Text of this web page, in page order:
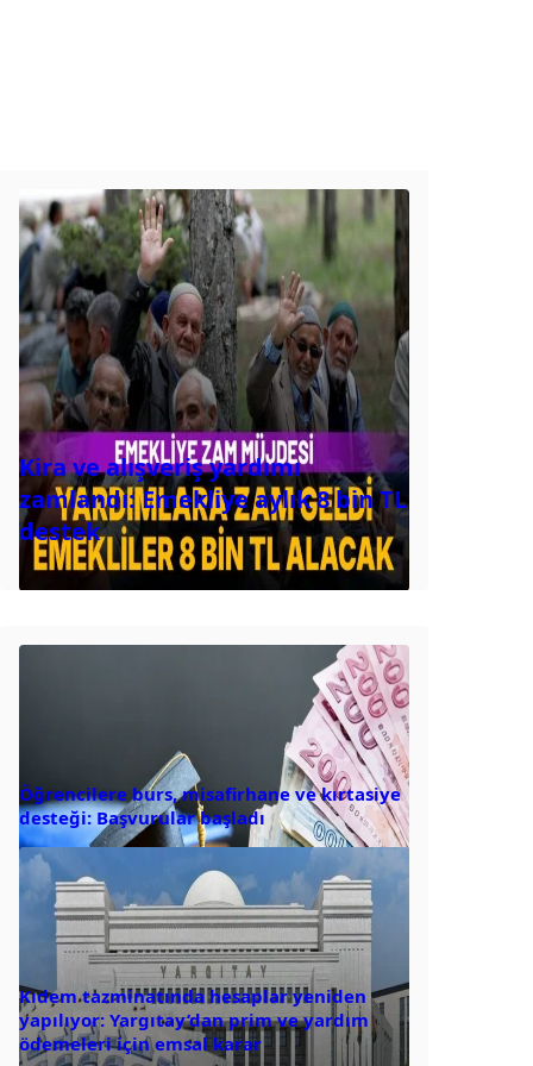
Kira ve alışveriş yardımı
zamlandı: Emekliye aylık 8 bin TL
destek
Öğrencilere burs, misafirhane ve kırtasiye
desteği: Başvurular başladı
Kıdem tazminatında hesaplar yeniden
yapılıyor: Yargıtay’dan prim ve yardım
ödemeleri için emsal karar